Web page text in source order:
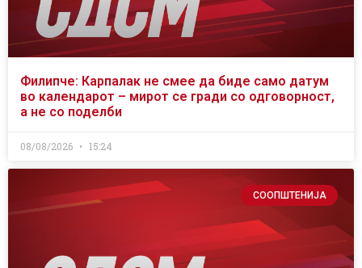
Филипче: Карпалак не смее да биде само датум
во календарот – мирот се гради со одговорност,
а не со поделби
08/08/2026 15:24
СООПШТЕНИЈА